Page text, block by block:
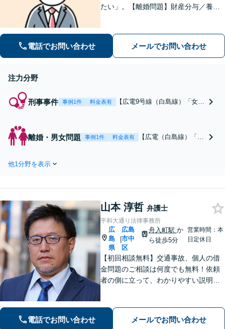
たい」。【離婚問題】財産分与／養育
請求など【相続・遺言】料金は明確に
細かく設定【初回相談無料】
電話でお問い合わせ メールでお問い合わせ
注力分野
刑事事件 事例1件 料金表有
【広電9号線（白島線）「女学
逮捕された等、原則即日接見
いたします【メール予約24時
離婚・男女問題 事例1件 料金表有
【広電（白島線）「女
分与／養育費／婚姻費
親権獲得。料金は明確
に細かく設定していま
す。【休日・夜間対応
可】
他1分野を表示
山本 淳哲 弁護士
平和大通り法律事務所
広
島
県
|
広島
市中
区
舟入町駅 か
ら徒歩5分
営業時間：本
日定休日
【初回相談無料】交通事故、個人の借
金問題のご相談は何度でも無料！依頼
者の側に立って、わかりやすい説明を
軽にご相談ください【WEB面談可】
【広島電鉄舟入町駅・土橋駅徒歩5分】
電話でお問い合わせ メールでお問い合わせ